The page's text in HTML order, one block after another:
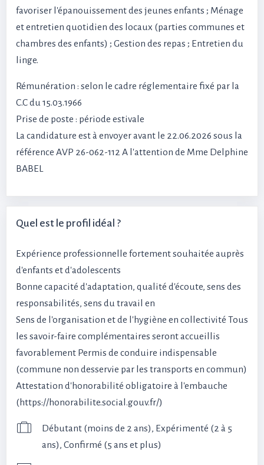
favoriser l'épanouissement des jeunes enfants ; Ménage
et entretien quotidien des locaux (parties communes et
chambres des enfants) ; Gestion des repas ; Entretien du
linge.
Rémunération : selon le cadre réglementaire fixé par la
C.C du 15.03.1966
Prise de poste : période estivale
La candidature est à envoyer avant le 22.06.2026 sous la
référence AVP 26-062-112 A l'attention de Mme Delphine
BABEL
Quel est le profil idéal ?
Expérience professionnelle fortement souhaitée auprès
d'enfants et d'adolescents
Bonne capacité d'adaptation, qualité d'écoute, sens des
responsabilités, sens du travail en
Sens de l'organisation et de l'hygiène en collectivité Tous
les savoir-faire complémentaires seront accueillis
favorablement Permis de conduire indispensable
(commune non desservie par les transports en commun)
Attestation d'honorabilité obligatoire à l'embauche
(https://honorabilite.social.gouv.fr/)
Débutant (moins de 2 ans), Expérimenté (2 à 5
ans), Confirmé (5 ans et plus)